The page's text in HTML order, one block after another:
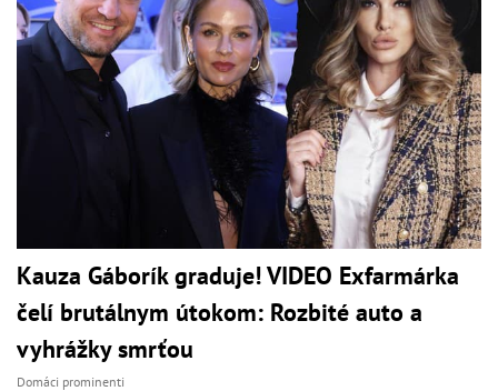
Kauza Gáborík graduje! VIDEO Exfarmárka
čelí brutálnym útokom: Rozbité auto a
vyhrážky smrťou
Domáci prominenti